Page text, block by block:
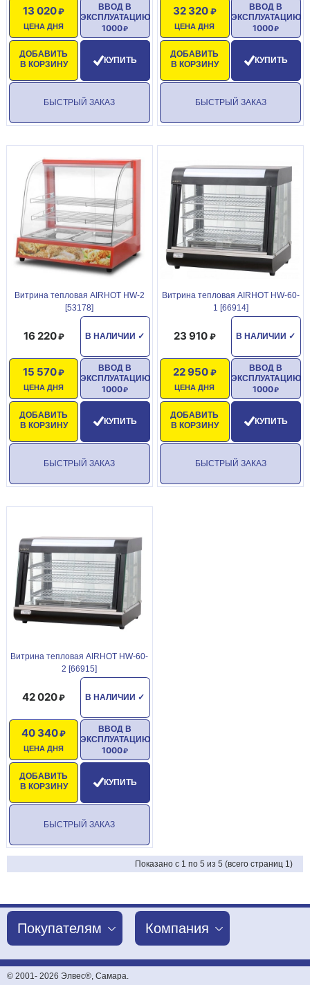
ЦЕНА ДНЯ
13 020
ДОБАВИТЬ
В КОРЗИНУ
ВВОД В
ЭКСПЛУАТАЦИЮ
1000
КУПИТЬ
БЫСТРЫЙ ЗАКАЗ
ЦЕНА ДНЯ
32 320
ДОБАВИТЬ
В КОРЗИНУ
ВВОД В
ЭКСПЛУАТАЦИЮ
1000
КУПИТЬ
БЫСТРЫЙ ЗАКАЗ
Витрина тепловая AIRHOT HW-2
[53178]
В НАЛИЧИИ ✓
16 220
ЦЕНА ДНЯ
15 570
ДОБАВИТЬ
В КОРЗИНУ
ВВОД В
ЭКСПЛУАТАЦИЮ
1000
КУПИТЬ
БЫСТРЫЙ ЗАКАЗ
Витрина тепловая AIRHOT HW-60-
1 [66914]
В НАЛИЧИИ ✓
23 910
ЦЕНА ДНЯ
22 950
ДОБАВИТЬ
В КОРЗИНУ
ВВОД В
ЭКСПЛУАТАЦИЮ
1000
КУПИТЬ
БЫСТРЫЙ ЗАКАЗ
Витрина тепловая AIRHOT HW-60-
2 [66915]
В НАЛИЧИИ ✓
42 020
ЦЕНА ДНЯ
40 340
ДОБАВИТЬ
В КОРЗИНУ
ВВОД В
ЭКСПЛУАТАЦИЮ
1000
КУПИТЬ
БЫСТРЫЙ ЗАКАЗ
Показано с 1 по 5 из 5 (всего страниц 1)
Покупателям Компания
© 2001- 2026 Элвес®, Самара.